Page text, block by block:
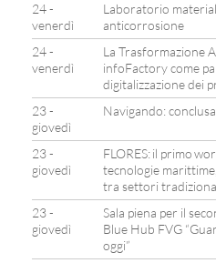
24 -
venerdì
Laboratorio
anticorrosione
24 -
venerdì
La Trasformazione
infoFactory come
digitalizzazione dei
23 -
giovedì
Navigando:
23 -
giovedì
FLORES: il primo
tecnologie
tra settori
23 -
giovedì
Sala piena per il
Blue Hub FVG
oggi”